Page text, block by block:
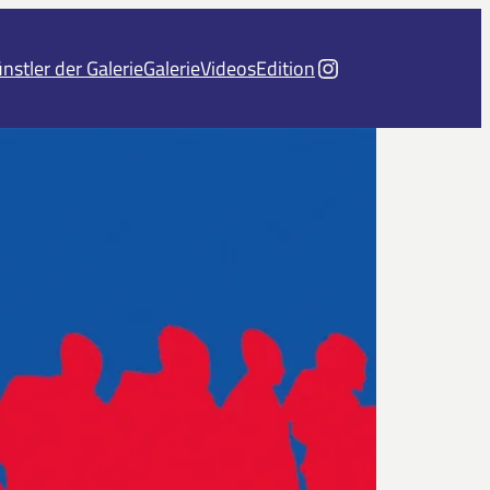
der GalerieGalerieVideosEditionInstagram